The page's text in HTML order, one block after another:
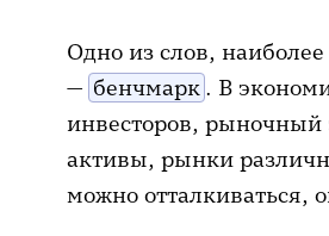
Одно из слов,
— бенчмарк . В
инвесторов, рыночный
активы, рынки
можно отталкиваться,